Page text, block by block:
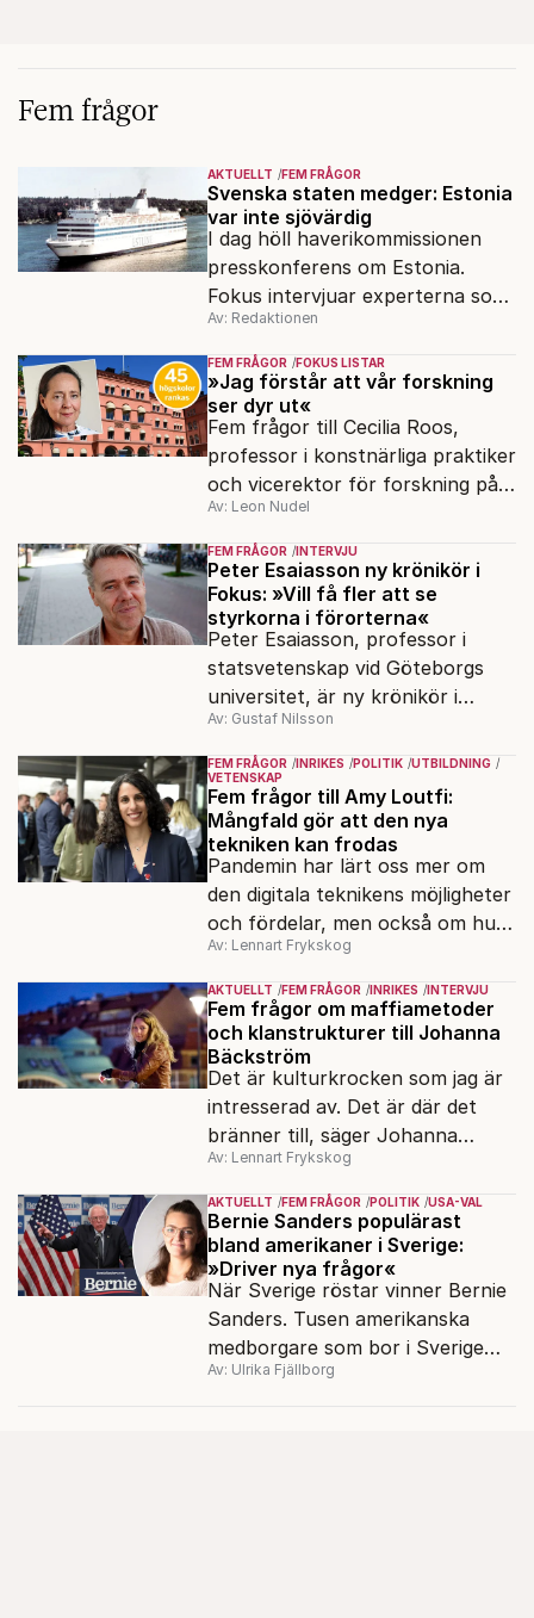
Fem frågor
AKTUELLT FEM FRÅGOR
Svenska staten medger: Estonia
var inte sjövärdig
I dag höll haverikommissionen
presskonferens om Estonia.
Fokus intervjuar experterna som
sagt samma sak sen 2003.
Av: Redaktionen
FEM FRÅGOR FOKUS LISTAR
»Jag förstår att vår forskning
ser dyr ut«
Fem frågor till Cecilia Roos,
professor i konstnärliga praktiker
och vicerektor för forskning på
Stockholms konstnärliga
högskola, angående forskningen
och kritiken i medier.
Av: Leon Nudel
FEM FRÅGOR INTERVJU
Peter Esaiasson ny krönikör i
Fokus: »Vill få fler att se
styrkorna i förorterna«
Peter Esaiasson, professor i
statsvetenskap vid Göteborgs
universitet, är ny krönikör i
Fokus.
Av: Gustaf Nilsson
FEM FRÅGOR INRIKES POLITIK UTBILDNING
VETENSKAP
Fem frågor till Amy Loutfi:
Mångfald gör att den nya
tekniken kan frodas
Pandemin har lärt oss mer om
den digitala teknikens möjligheter
och fördelar, men också om hur
viktig cybersäkerhet är. Det
säger Amy Loutfi, ledamot i
Omstartskommissionen och vice
rektor vid Örebro universitet.
Hon värnar mångfald i
teknikutvecklingen.
Av: Lennart Frykskog
AKTUELLT FEM FRÅGOR INRIKES INTERVJU
Fem frågor om maffiametoder
och klanstrukturer till Johanna
Bäckström
Det är kulturkrocken som jag är
intresserad av. Det är där det
bränner till, säger Johanna
Bäckström Lerneby, som i 14 år
följt ett klanliknande
släktnätverk i Angered och är
aktuell med den dokumentära
boken Familjen.
Av: Lennart Frykskog
AKTUELLT FEM FRÅGOR POLITIK USA-VAL
Bernie Sanders populärast
bland amerikaner i Sverige:
»Driver nya frågor«
När Sverige röstar vinner Bernie
Sanders. Tusen amerikanska
medborgare som bor i Sverige
röstade i demokraternas
Av: Ulrika Fjällborg